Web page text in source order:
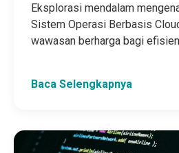
Eksplorasi mendalam
Sistem Operasi Berbasis
wawasan berharga bagi
Baca Selengkapnya